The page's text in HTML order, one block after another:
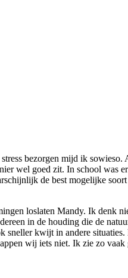
bezorgen mijd ik sowieso.
wel goed zit. In school was
de best mogelijke soort
loslaten Mandy. Ik denk
in de houding die de
kwijt in andere
wij iets niet. Ik zie zo